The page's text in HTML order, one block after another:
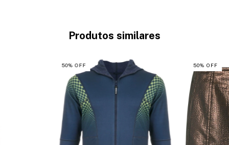
Produtos similares
50%OFF 50%OFF